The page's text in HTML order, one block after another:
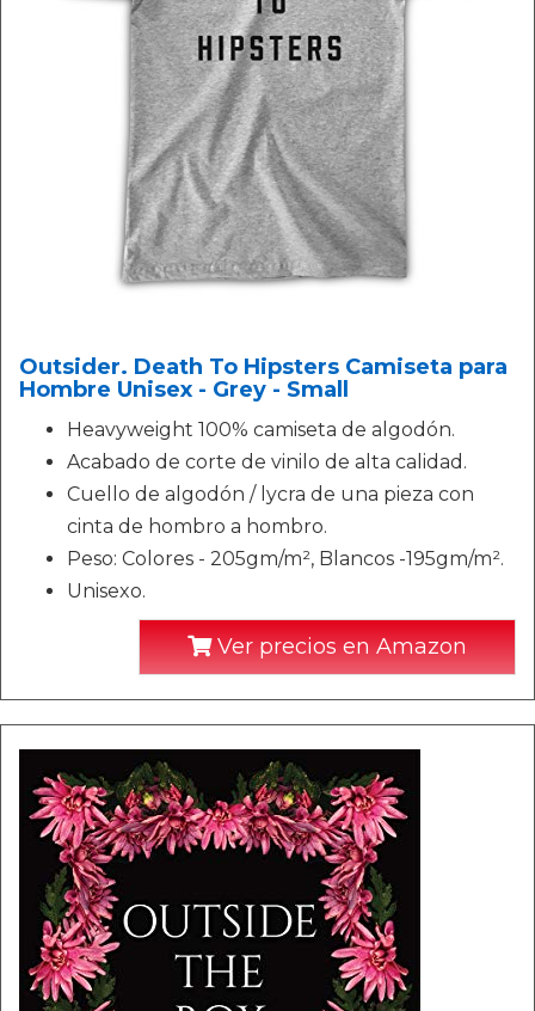
Outsider. Death To Hipsters Camiseta para
Hombre Unisex - Grey - Small
Heavyweight 100% camiseta de algodón.
Acabado de corte de vinilo de alta calidad.
Cuello de algodón / lycra de una pieza con
cinta de hombro a hombro.
Peso: Colores - 205gm/m², Blancos -195gm/m².
Unisexo.
Ver precios en Amazon